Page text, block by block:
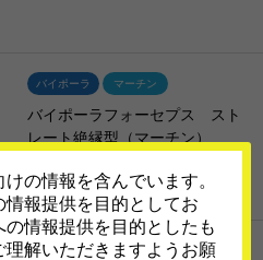
バイポーラ マーチン
バイポーラフォーセプス スト
レート絶縁型（マーチン）
バイポーラ コヴィディエン
の情報を含んでいます。
報提供を目的としてお
情報提供を目的としたも
解いただきますようお願